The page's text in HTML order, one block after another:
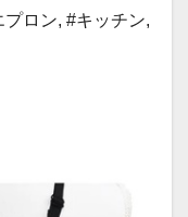
プロン, #キッチン,